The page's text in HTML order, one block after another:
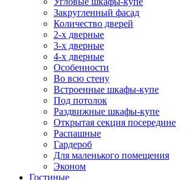
Закругленный фасад
Количество дверей
2-х дверные
3-х дверные
4-х дверные
Особенности
Во всю стену
Встроенные шкафы-купе
Под потолок
Раздвижные шкафы-купе
Открытая секция посередине
Распашные
Гардероб
Для маленького помещения
Эконом
Гостиные